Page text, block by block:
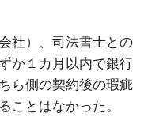
社）、司法書士との
か１カ月以内で銀行
ら側の契約後の瑕疵
ことはなかった。